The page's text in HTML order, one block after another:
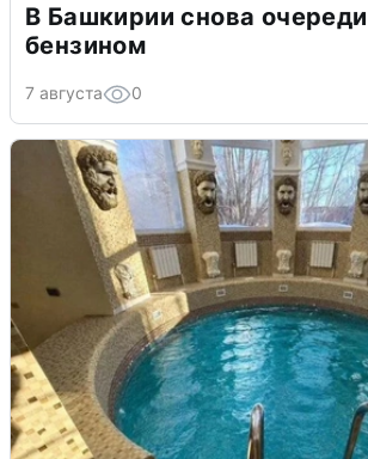
В Башкирии снова
бензином
7 августа 0